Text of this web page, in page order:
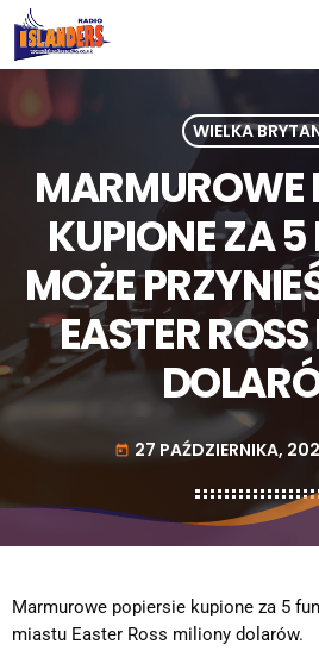
WIELKA
MARMUROWE
KUPIONE ZA
MOŻE
EASTER
today 27 PAŹDZIERNIKA,
Marmurowe popiersie kupione za 5
miastu Easter Ross miliony dolarów.